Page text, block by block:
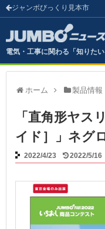
ジャンボびっくり見本市
電気・工事に関わる「知りた
ホーム 製品情報
「直角形ヤス
イド］」ネグ
2022/4/23 2022/5/16